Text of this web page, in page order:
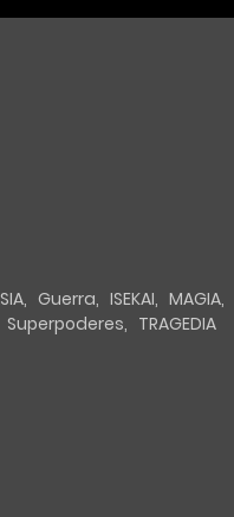
, Guerra, ISEKAI, MAGIA,
Superpoderes, TRAGEDIA